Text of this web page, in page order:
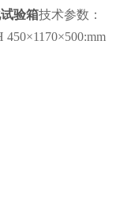
验箱技术参数：